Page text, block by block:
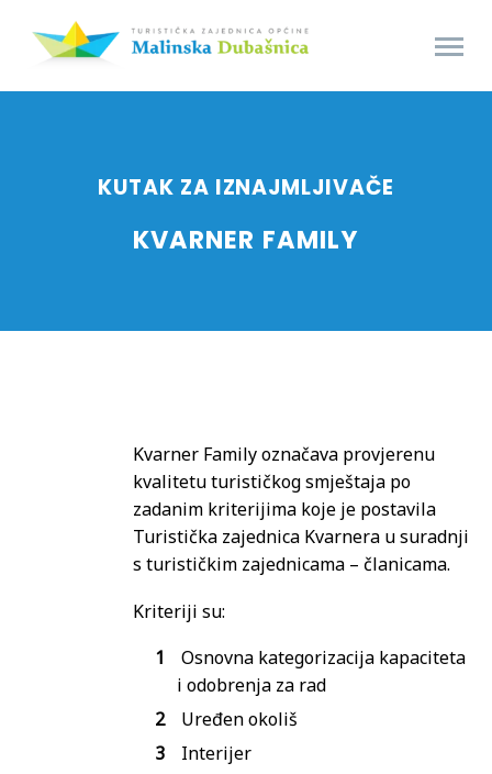
KUTAK ZA IZNAJMLJIVAČE
KVARNER FAMILY
Kvarner Family označava provjerenu
kvalitetu turističkog smještaja po
zadanim kriterijima koje je postavila
Turistička zajednica Kvarnera u suradnji
s turističkim zajednicama – članicama.
Kriteriji su:
Osnovna kategorizacija kapaciteta
i odobrenja za rad
Uređen okoliš
Interijer